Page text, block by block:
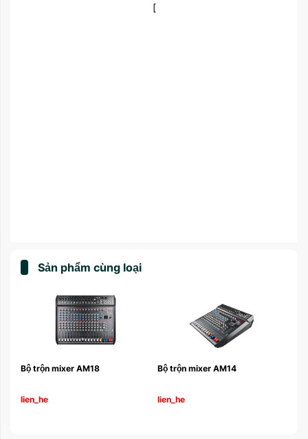
[
Sản phẩm cùng loại
Bộ trộn mixer AM18
lien_he
Bộ trộn mixer AM14
lien_he